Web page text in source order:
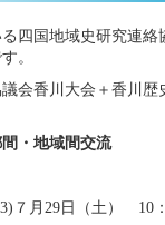
四国地域史研究連絡
。
会香川大会＋香川歴
・地域間交流
月29日（土） 10：